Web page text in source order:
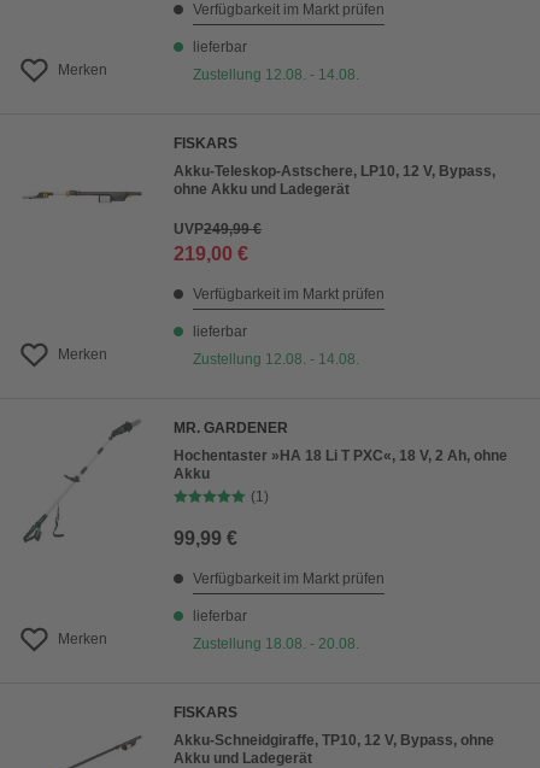
Merken
Verfügbarkeit im Markt prüfen
lieferbar
Zustellung 12.08. - 14.08.
Merken
FISKARS
Akku-Teleskop-Astschere, LP10, 12 V, Bypass,
ohne Akku und Ladegerät
UVP249,99 €
219,00 €
Verfügbarkeit im Markt prüfen
lieferbar
Zustellung 12.08. - 14.08.
Merken
MR. GARDENER
Hochentaster »HA 18 Li T PXC«, 18 V, 2 Ah, ohne
Akku
(1)
99,99 €
Verfügbarkeit im Markt prüfen
lieferbar
Zustellung 18.08. - 20.08.
FISKARS
Akku-Schneidgiraffe, TP10, 12 V, Bypass, ohne
Akku und Ladegerät